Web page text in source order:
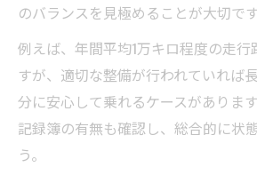
のバランスを見極めることが大切です
例えば、年間平均1万キロ程度の走行
すが、適切な整備が行われていれば
分に安心して乗れるケースがありま
記録簿の有無も確認し、総合的に状
う。